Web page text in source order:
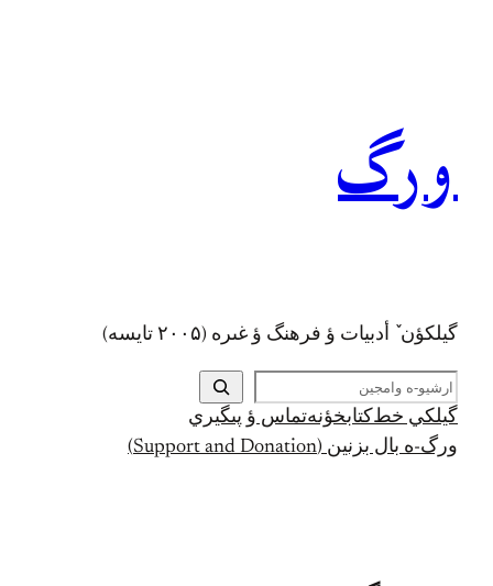
ورگ
گيلکؤن ٚ أدبیات ؤ فرهنگ ؤ غىره (۲۰۰۵ تايسه)
ج
س
ت
ج
گيلکي خط کتابخؤنهتماس ؤ پىگيري
ورگ-ه بال بزنين (Support and Donation)